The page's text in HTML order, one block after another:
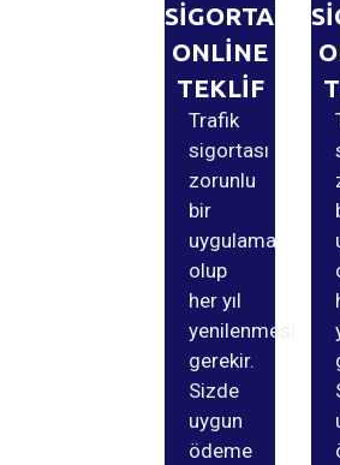
SİGORTASI
ONLİNE
TEKLİF
Trafik
sigortası
zorunlu
bir
uygulama
olup
her yıl
yenilenmesi
gerekir.
Sizde
uygun
ödeme